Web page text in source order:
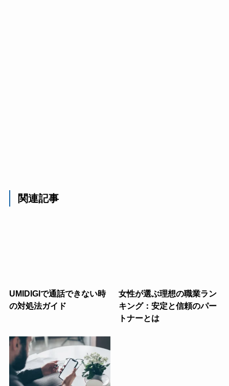
関連記事
UMIDIGIで通話できない時
の対処法ガイド
女性が選ぶ理想の職業ラン
キング：安定と信頼のパー
トナーとは